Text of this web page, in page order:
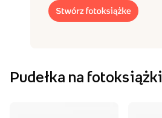
Pudełka na fotoksiążki